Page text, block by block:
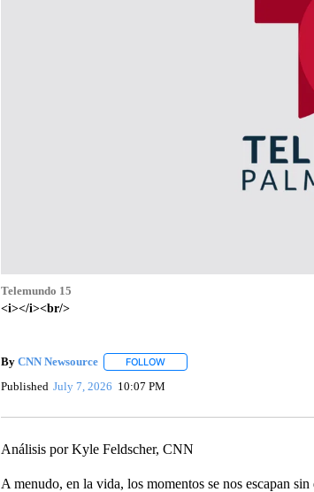
Telemundo 15
<i></i><br/>
By CNN Newsource FOLLOWFOLLOW "" TO RECEIVE
Published July 7, 2026 10:07 PM
Análisis por Kyle Feldscher, CNN
A menudo, en la vida, los momentos se nos escapan